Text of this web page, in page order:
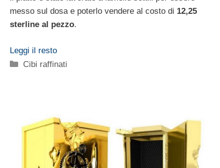
messo sul dosa e poterlo vendere al costo di 12,25
sterline al pezzo.
Leggi il resto
Categorie
Cibi raffinati